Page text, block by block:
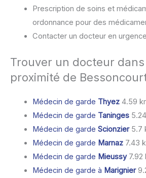
Prescription de soins et
ordonnance pour des
Contacter un docteur en
Trouver un docteur
proximité de
Médecin de garde Thyez4.59
Médecin de garde Taninges
Médecin de garde Scionzier5.7
Médecin de garde Marnaz7.43
Médecin de garde Mieussy7.92
Médecin de garde à Marignier